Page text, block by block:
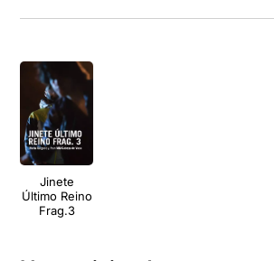
Jinete
Último Reino
Frag.3